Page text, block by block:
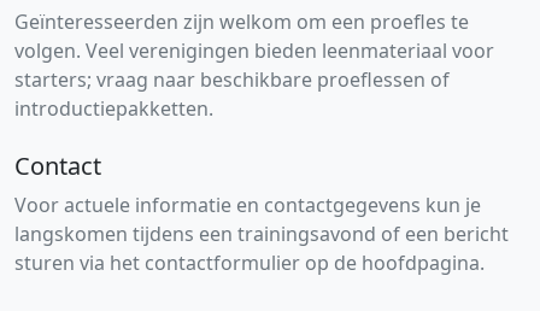
Geïnteresseerden zijn welkom om een proefles te
volgen. Veel verenigingen bieden leenmateriaal voor
starters; vraag naar beschikbare proeflessen of
introductiepakketten.
Contact
Voor actuele informatie en contactgegevens kun je
langskomen tijdens een trainingsavond of een bericht
sturen via het contactformulier op de hoofdpagina.